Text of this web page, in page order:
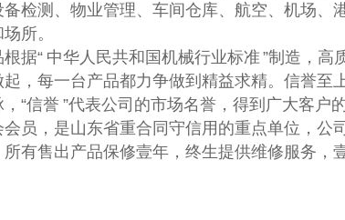
备检测、物业管理、车间仓库、航空、机场
所。
据“ 中华人民共和国机械行业标准 ”制造，
，每一台产品都力争做到精益求精。信誉至
“信誉 ”代表公司的市场名誉，得到广大客户
员，是山东省重合同守信用的重点单位，公
有售出产品保修壹年，终生提供维修服务，